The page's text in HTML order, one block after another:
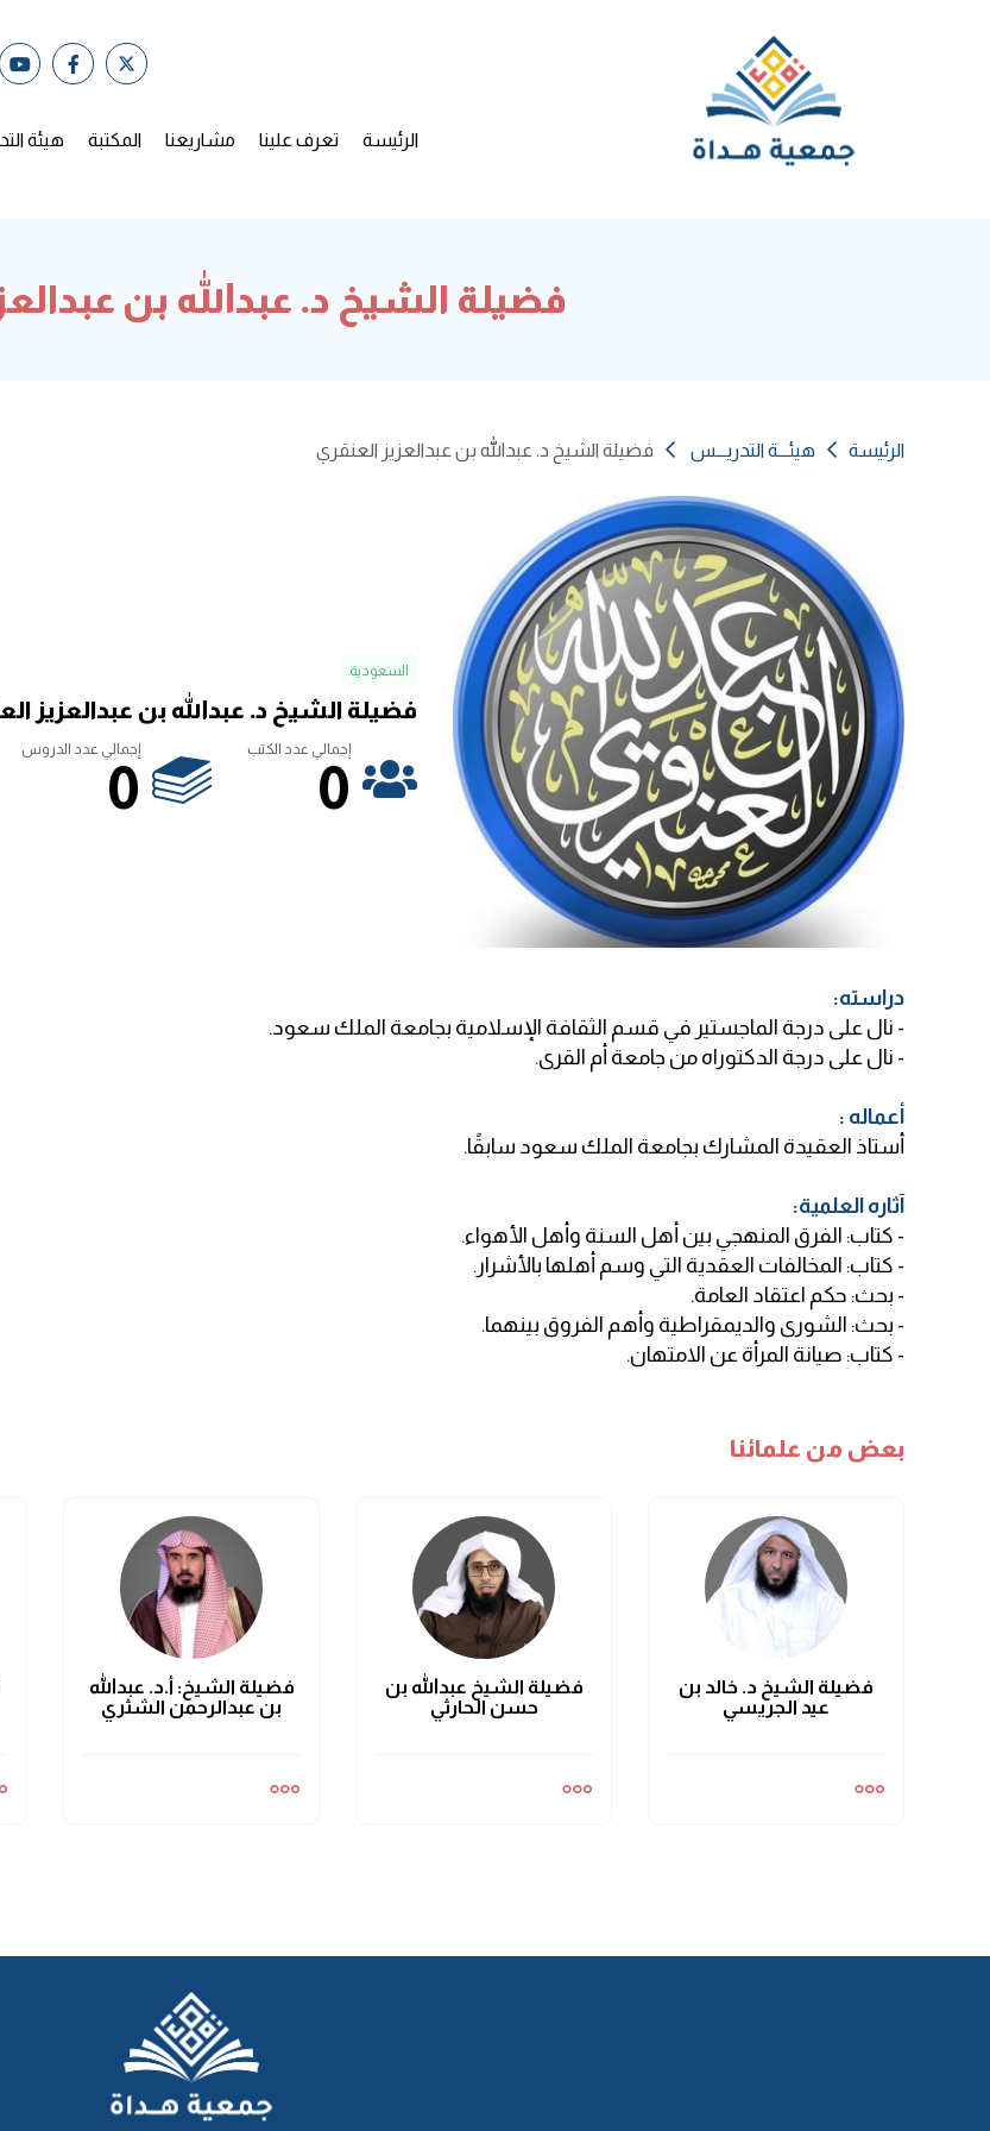
الرئيسة تعرف علينا مشاريعنا المكتبة هيئة
فضيلة الشيخ د. عبدالله بن
الرئيسة هيئـــة التدريـــس فضيلة الشيخ د. عبدالله بن عبدالعزيز العنقري
السعودية
فضيلة الشيخ د. عبدالله بن عبدالعزيز
إجمالي عدد الكتب
0
إجمالي عدد الدروس
0
:دراسته
.نال على درجة الماجستير في قسم الثقافة الإسلامية بجامعة الملك سعود -
.نال على درجة الدكتوراه من جامعة أم القرى -
: أعماله
.أستاذ العقيدة المشارك بجامعة الملك سعود سابقًا
:آثاره العلمية
- كتاب: الفرق المنهجي بين أهل السنة وأهل الأهواء.
- كتاب: المخالفات العقدية التي وسم أهلها بالأشرار.
- بحث: حكم اعتقاد العامة.
- بحث: الشورى والديمقراطية وأهم الفروق بينهما.
- كتاب: صيانة المرأة عن الامتهان.
بعض من علمائنا
فضيلة الشيخ د. خالد بن
عيد الجريسي
فضيلة الشيخ عبدالله بن
حسن الحارثي
فضيلة الشيخ: أ.د. عبدالله
بن عبدالرحمن الشثري